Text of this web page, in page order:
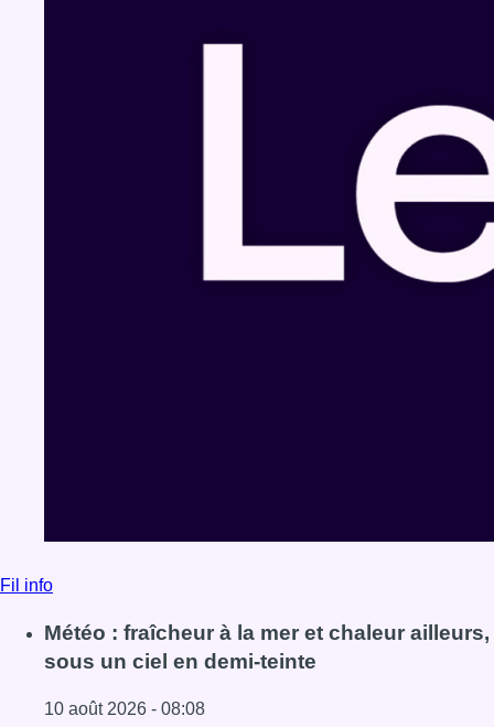
Fil info
Météo : fraîcheur à la mer et chaleur ailleurs,
sous un ciel en demi-teinte
10 août 2026 - 08:08